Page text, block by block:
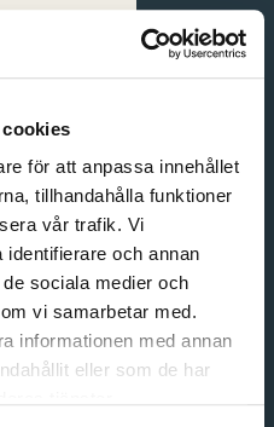
för att anpassa innehållet
tillhandahålla funktioner
vår trafik. Vi
och annan
sociala medier och
vi samarbetar med.
informationen med annan
eller som de har
English
Svenska